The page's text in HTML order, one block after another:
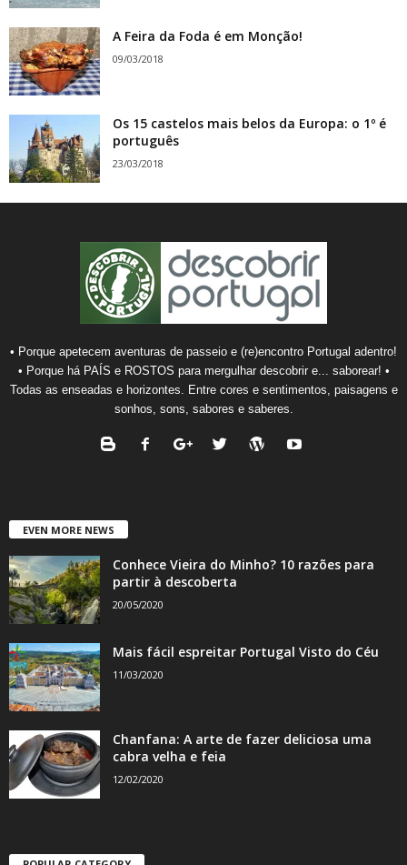
A Feira da Foda é em Monção!
09/03/2018
Os 15 castelos mais belos da Europa: o 1º é
português
23/03/2018
• Porque apetecem aventuras de passeio e (re)encontro Portugal adentro!
• Porque há PAÍS e ROSTOS para mergulhar descobrir e... saborear! •
Todas as enseadas e horizontes. Entre cores e sentimentos, paisagens e
sonhos, sons, sabores e saberes.
EVEN MORE NEWS
Conhece Vieira do Minho? 10 razões para
partir à descoberta
20/05/2020
Mais fácil espreitar Portugal Visto do Céu
11/03/2020
Chanfana: A arte de fazer deliciosa uma
cabra velha e feia
12/02/2020